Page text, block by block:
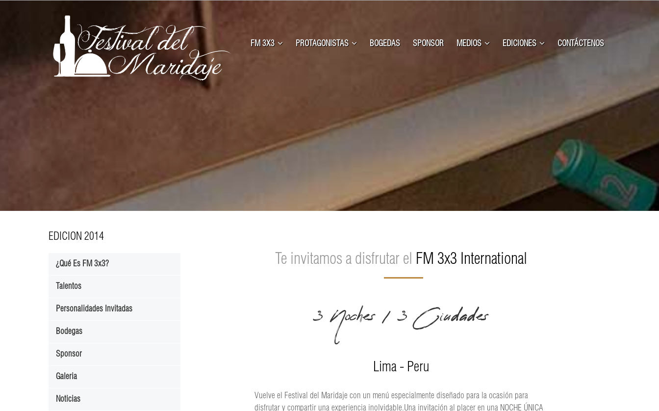
FM 3X3 PROTAGONISTAS BOGEDAS SPONSOR MEDIOS EDICIONES CONTÁCTENOS
EDICION 2014
¿Qué Es FM 3x3?
Talentos
Personalidades Invitadas
Bodegas
Sponsor
Galeria
Noticias
Te invitamos a disfrutar el FM 3x3 International
3 Noches / 3 Ciudades
Lima - Peru
Vuelve el Festival del Maridaje con un menú especialmente diseñado para la ocasión para
disfrutar y compartir una experiencia inolvidable.Una invitación al placer en una NOCHE ÚNICA